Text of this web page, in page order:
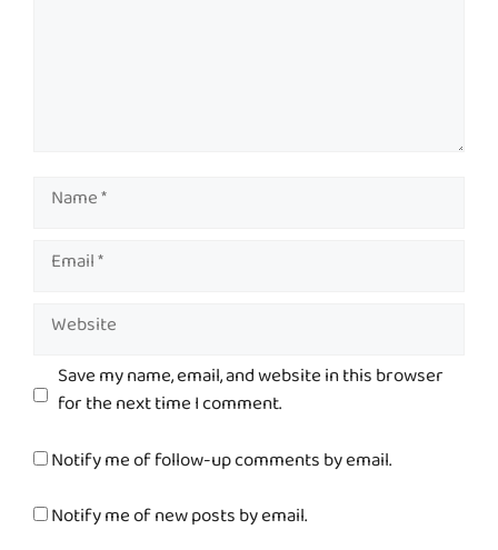
Name
Email
Website
Save my name, email, and website in this browser
for the next time I comment.
Notify me of follow-up comments by email.
Notify me of new posts by email.